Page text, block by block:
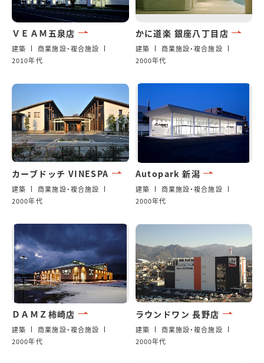
ＶＥＡＭ五泉店
建築
商業施設・複合施設
2010年代
かに道楽 銀座八丁目店
建築
商業施設・複合施設
2000年代
カーブドッチ VINESPA
建築
商業施設・複合施設
2000年代
Autopark 新潟
建築
商業施設・複合施設
2000年代
ＤＡＭＺ柿崎店
建築
商業施設・複合施設
2000年代
ラウンドワン 長野店
建築
商業施設・複合施設
2000年代